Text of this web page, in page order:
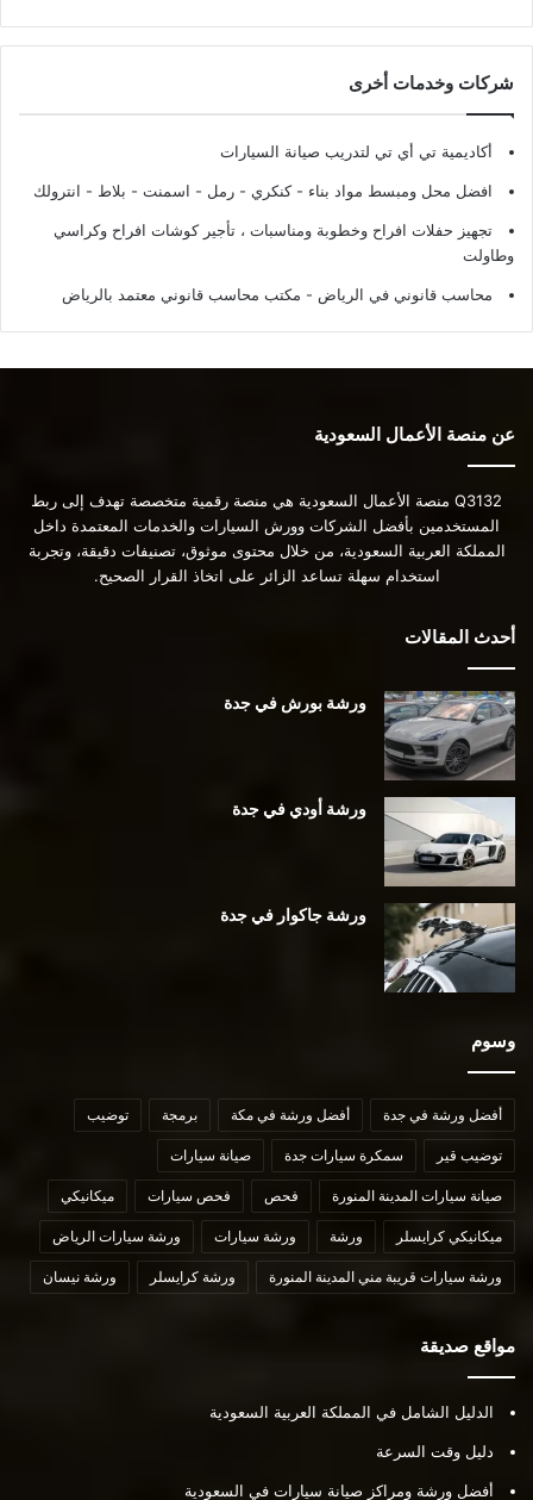
شركات وخدمات أخرى
أكاديمية تي أي تي لتدريب صيانة السيارات
افضل محل ومبسط مواد بناء - كنكري - رمل - اسمنت - بلاط - انترولك
تجهيز حفلات افراح وخطوبة ومناسبات ، تأجير كوشات افراح وكراسي
وطاولت
محاسب قانوني في الرياض - مكتب محاسب قانوني معتمد بالرياض
عن منصة الأعمال السعودية
Q3132 منصة الأعمال السعودية هي منصة رقمية متخصصة تهدف إلى ربط
المستخدمين بأفضل الشركات وورش السيارات والخدمات المعتمدة داخل
المملكة العربية السعودية، من خلال محتوى موثوق، تصنيفات دقيقة، وتجربة
استخدام سهلة تساعد الزائر على اتخاذ القرار الصحيح.
أحدث المقالات
ورشة بورش في جدة
ورشة أودي في جدة
ورشة جاكوار في جدة
وسوم
أفضل ورشة في جدة أفضل ورشة في مكة برمجة توضيب
توضيب قير سمكرة سيارات جدة صيانة سيارات
صيانة سيارات المدينة المنورة فحص فحص سيارات ميكانيكي
ميكانيكي كرايسلر ورشة ورشة سيارات ورشة سيارات الرياض
ورشة سيارات قريبة مني المدينة المنورة ورشة كرايسلر ورشة نيسان
مواقع صديقة
الدليل الشامل في المملكة العربية السعودية
دليل وقت السرعة
أفضل ورشة ومراكز صيانة سيارات في السعودية